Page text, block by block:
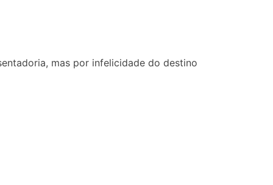
mas por infelicidade do destino